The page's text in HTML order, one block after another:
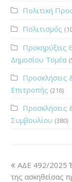
Πολιτική
Πολιτισμός
Προκηρύξεις
Δημοσίου Τομέα
Προσκλήσεις
Επιτροπής (216)
Προσκλήσεις
Συμβουλίου (380)
ΑΔΕ 492/2025
της ασκηθείσας